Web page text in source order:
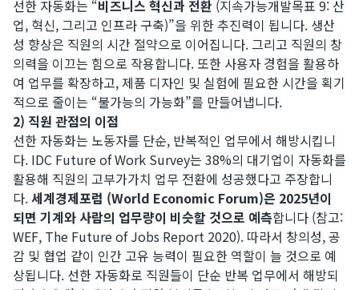
선한 자동화는 “비즈니스 혁신과 전환 (지속가능개발목표 9: 산
업, 혁신, 그리고 인프라 구축)”을 위한 추진력이 됩니다. 생산
성 향상은 직원의 시간 절약으로 이어집니다. 그리고 직원의 창
의력을 이끄는 힘으로 작용합니다. 또한 사용자 경험을 활용하
여 업무를 확장하고, 제품 디자인 및 실험에 필요한 시간을 획기
적으로 줄이는 “불가능의 가능화”를 만들어냅니다.
2) 직원 관점의 이점
선한 자동화는 노동자를 단순, 반복적인 업무에서 해방시킵니
다. IDC Future of Work Survey는 38%의 대기업이 자동화를
활용해 직원의 고부가가치 업무 전환에 성공했다고 주장합니
다.세계경제포럼 (World Economic Forum)은 2025년이
되면 기계와 사람의 업무량이 비슷할 것으로 예측합니다 (참고:
WEF, The Future of Jobs Report 2020). 따라서 창의성, 공
감 및 협업 같이 인간 고유 능력이 필요한 역할이 늘 것으로 예
상됩니다. 선한 자동화로 직원들이 단순 반복 업무에서 해방되